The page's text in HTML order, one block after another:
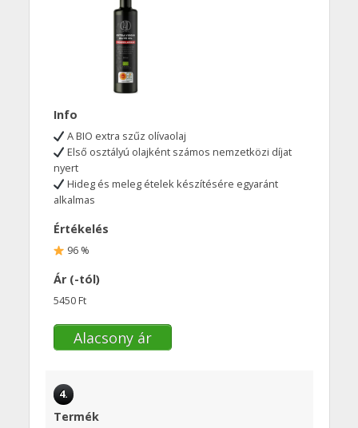
Info
A BIO extra szűz olívaolaj
Első osztályú olajként számos nemzetközi díjat
nyert
Hideg és meleg ételek készítésére egyaránt
alkalmas
Értékelés
96 %
Ár (-tól)
5450 Ft
Alacsony ár
4.
Termék